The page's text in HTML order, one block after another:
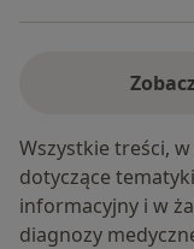
Wszystkie treści,
dotyczące
informacyjny i w
diagnozy